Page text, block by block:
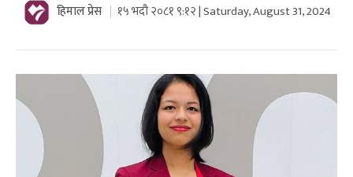
हिमाल प्रेस १५ भदौ २०८१ ९:१२ | Saturday, August 31, 2024